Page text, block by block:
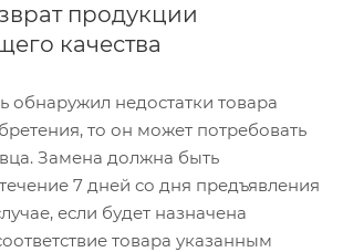
продукции
качества
обнаружил недостатки товара
то он может потребовать
Замена должна быть
7 дней со дня предъявления
если будет назначена
товара указанным